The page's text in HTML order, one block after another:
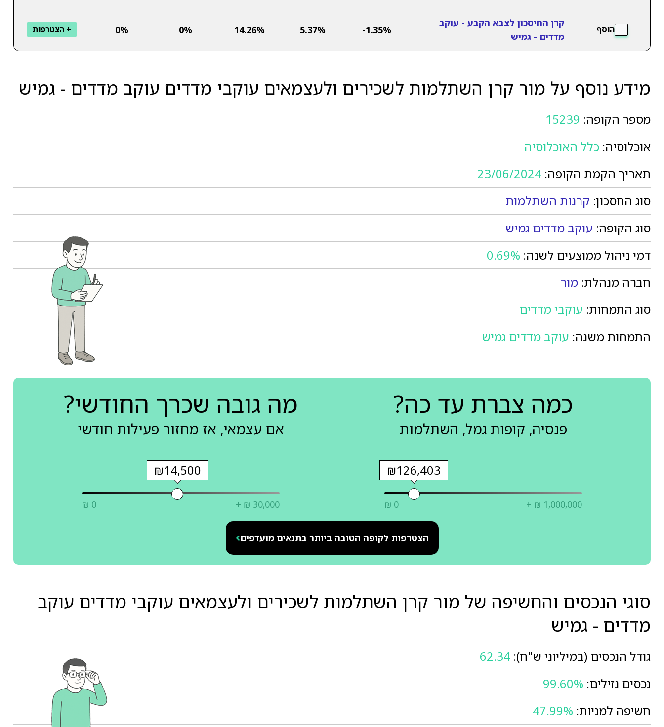
הוסף
קרן החיסכון לצבא הקבע - עוקב
מדדים - גמיש
-1.35%
5.37%
14.26%
0%
0% + הצטרפות
מידע נוסף על מור קרן השתלמות לשכירים ולעצמאים עוקבי מדדים עוקב מדדים - גמיש
מספר הקופה: 15239
אוכלוסיה: כלל האוכלוסיה
תאריך הקמת הקופה: 23/06/2024
סוג החסכון: קרנות השתלמות
סוג הקופה: עוקב מדדים גמיש
דמי ניהול ממוצעים לשנה: 0.69%
חברה מנהלת: מור
סוג התמחות: עוקבי מדדים
התמחות משנה: עוקב מדדים גמיש
כמה צברת עד כה?
פנסיה, קופות גמל, השתלמות
₪126,403
₪ 0 + ₪ 1,000,000
מה גובה שכרך החודשי?
אם עצמאי, אז מחזור פעילות חודשי
₪14,500
₪ 0 + ₪ 30,000
הצטרפות לקופה הטובה ביותר בתנאים מועדפים
סוגי הנכסים והחשיפה של מור קרן השתלמות לשכירים ולעצמאים עוקבי מדדים עוקב
מדדים - גמיש
גודל הנכסים (במיליוני ש"ח): 62.34
נכסים נזילים: 99.60%
חשיפה למניות: 47.99%